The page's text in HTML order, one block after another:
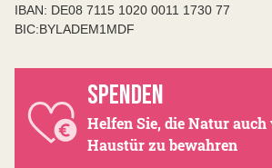
IBAN: DE08 7115 1020 0011 1730 77
BIC:BYLADEM1MDF
SPENDEN
Helfen Sie, die Natur
Haustür zu bewahren